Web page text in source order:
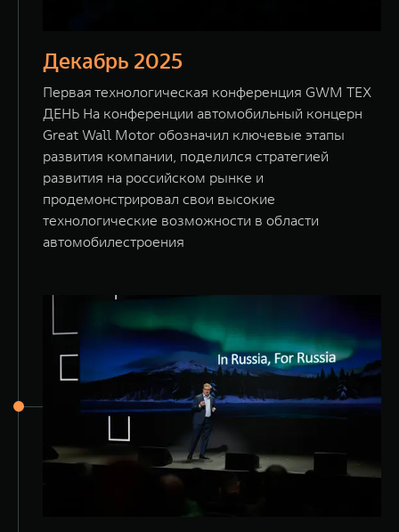
Декабрь 2025
Первая технологическая конференция GWM ТЕХ
ДЕНЬ На конференции автомобильный концерн
Great Wall Motor обозначил ключевые этапы
развития компании, поделился стратегией
развития на российском рынке и
продемонстрировал свои высокие
технологические возможности в области
автомобилестроения